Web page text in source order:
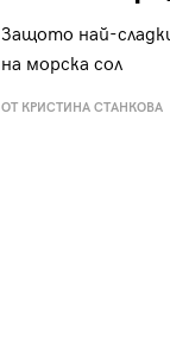
Защото най-
на морска сол
ОТ КРИСТИНА СТАНКОВА